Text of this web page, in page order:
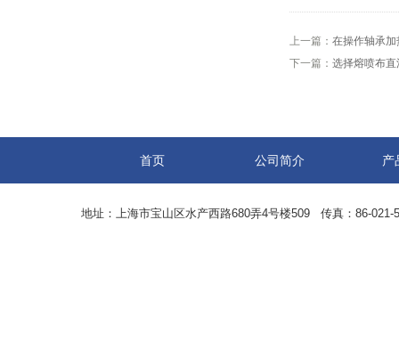
上一篇： 在操作轴承
下一篇： 选择熔喷布
首页 公司简介 产
地址：上海市宝山区水产西路680弄4号楼509 传真：86-